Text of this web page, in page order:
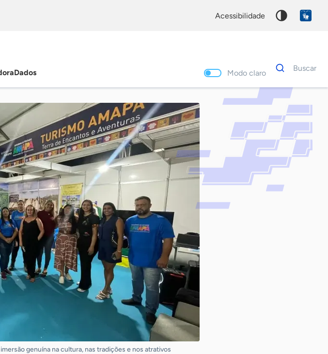
acessibilidade
Dados Modo claro
Dados
para
Buscar
Palavra
chave
genuína na cultura, nas tradições e nos atrativos